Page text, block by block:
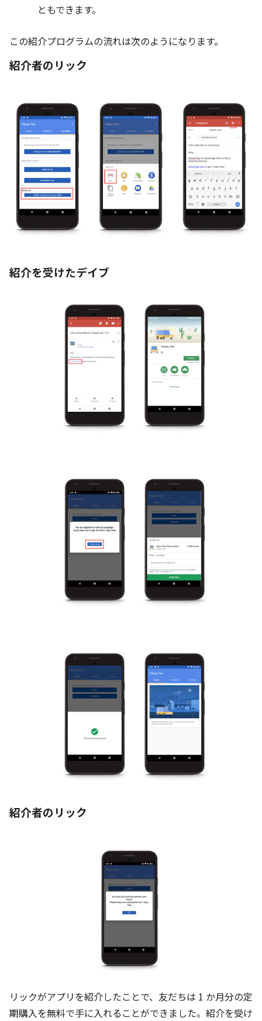
ともできます。
この紹介プログラムの流れは次のようになります。
紹介者のリック
紹介を受けたデイブ
紹介者のリック
リックがアプリを紹介したことで、友だちは 1 か月分の定
期購入を無料で手に入れることができました。紹介を受け